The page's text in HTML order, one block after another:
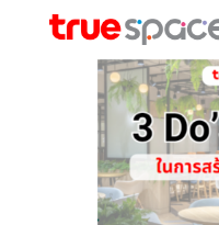
Co-working space – เช่าห้
บริการ